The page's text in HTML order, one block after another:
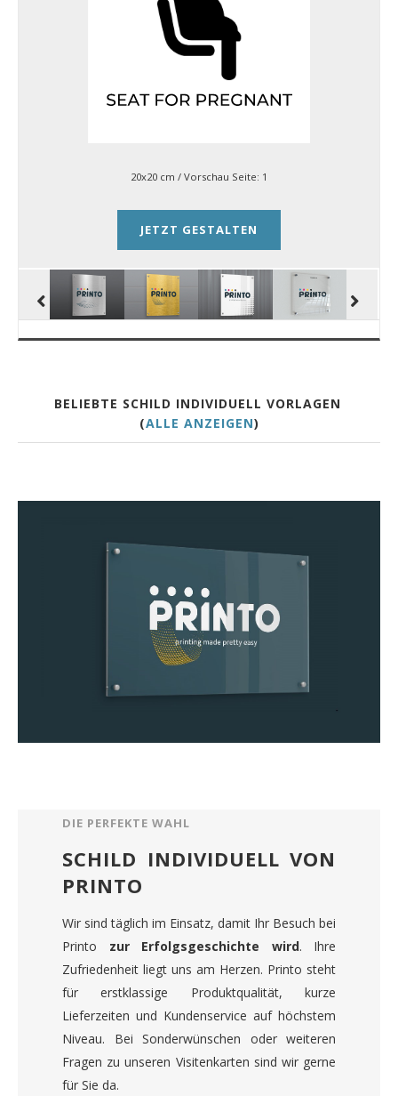
20x20 cm / Vorschau Seite: 1
JETZT GESTALTEN
BELIEBTE SCHILD INDIVIDUELL VORLAGEN
(ALLE ANZEIGEN)
DIE PERFEKTE WAHL
SCHILD INDIVIDUELL VON
PRINTO
Wir sind täglich im Einsatz, damit Ihr Besuch bei
Printo zur Erfolgsgeschichte wird. Ihre
Zufriedenheit liegt uns am Herzen. Printo steht
für erstklassige Produktqualität, kurze
Lieferzeiten und Kundenservice auf höchstem
Niveau. Bei Sonderwünschen oder weiteren
Fragen zu unseren Visitenkarten sind wir gerne
für Sie da.